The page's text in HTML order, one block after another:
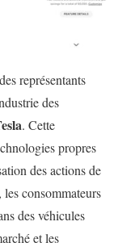
représentants
des
. Cette
propres
des actions de
consommateurs
des véhicules
et les